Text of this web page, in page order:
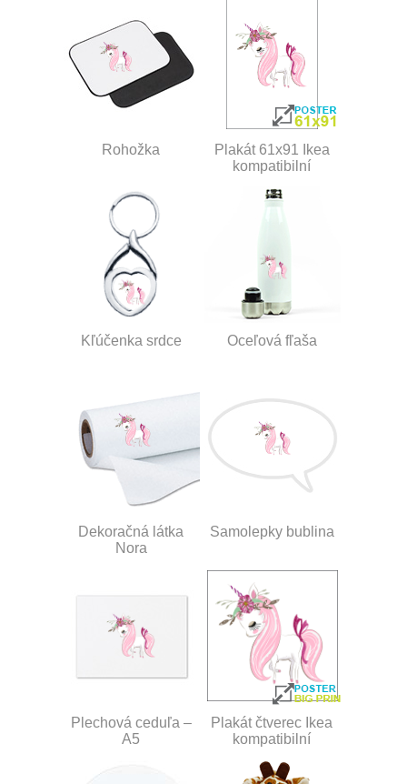
Rohožka
Plakát 61x91 Ikea
kompatibilní
Kľúčenka srdce Oceľová fľaša
Dekoračná látka
Nora
Samolepky bublina
Plechová ceduľa –
A5
Plakát čtverec Ikea
kompatibilní